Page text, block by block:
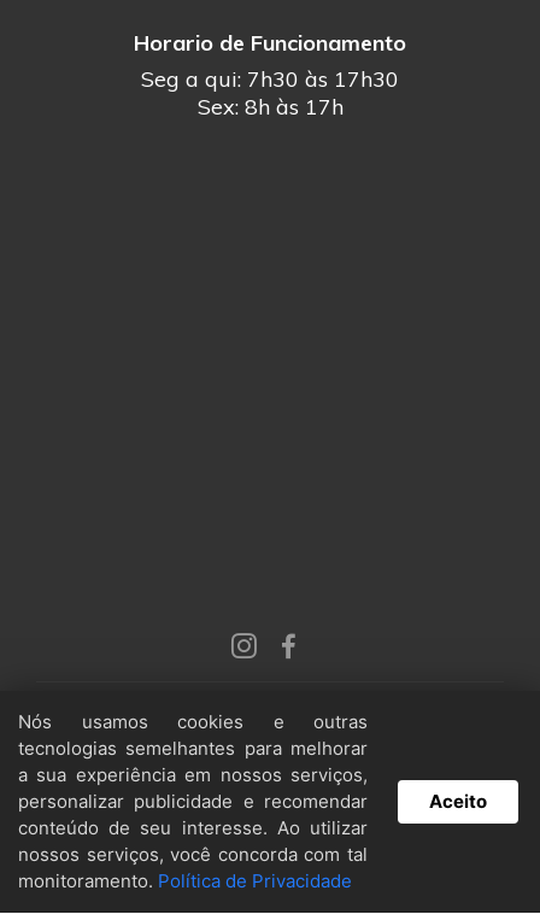
Nós usamos cookies e outras
tecnologias semelhantes para melhorar
a sua experiência em nossos serviços,
personalizar publicidade e recomendar
conteúdo de seu interesse. Ao utilizar
nossos serviços, você concorda com tal
monitoramento. Política de Privacidade
Aceito
Horario de Funcionamento
Seg a qui: 7h30 às 17h30
Sex: 8h às 17h
© Copyright 2022 VRGEN Laboratório de DNA
Animal - Todos os direitos reservados |
de Privacidade.